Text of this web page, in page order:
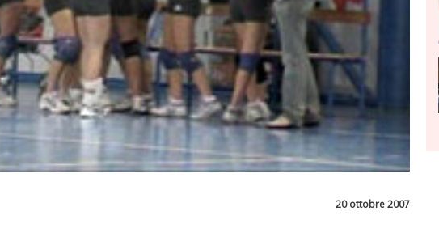
20 ottobre 2007